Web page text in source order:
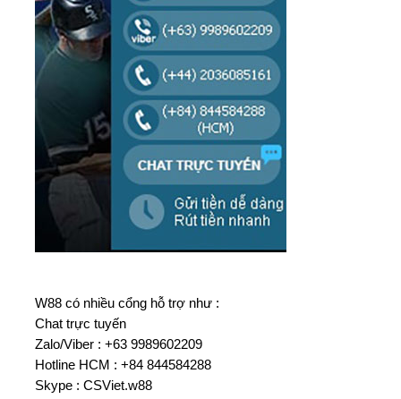
W88 có nhiều cổng hỗ trợ như :
Chat trực tuyến
Zalo/Viber : +63 9989602209
Hotline HCM : +84 844584288
Skype : CSViet.w88